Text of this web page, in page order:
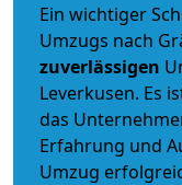
Ein wichtiger
Umzugs nach
zuverlässigen
Leverkusen. Es
das
Erfahrung und
Umzug